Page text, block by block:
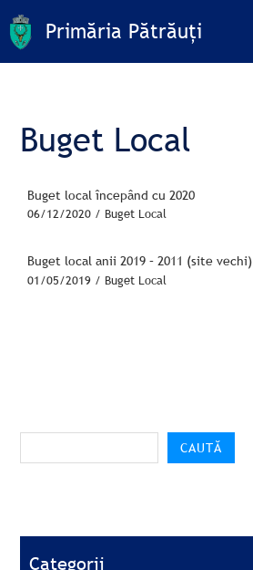
to
content
Primăria Pătrăuți
Buget Local
Buget local începând cu 2020
06/12/2020 / Buget Local
Buget local anii 2019 – 2011 (site vechi)
01/05/2019 / Buget Local
C
a
u
CAUTĂ
Categorii